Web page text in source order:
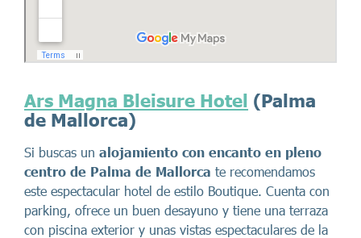
Ars Magna Bleisure Hotel (Palma
de Mallorca)
Si buscas un alojamiento con encanto en pleno
centro de Palma de Mallorca te recomendamos
este espectacular hotel de estilo Boutique. Cuenta con
parking, ofrece un buen desayuno y tiene una terraza
con piscina exterior y unas vistas espectaculares de la